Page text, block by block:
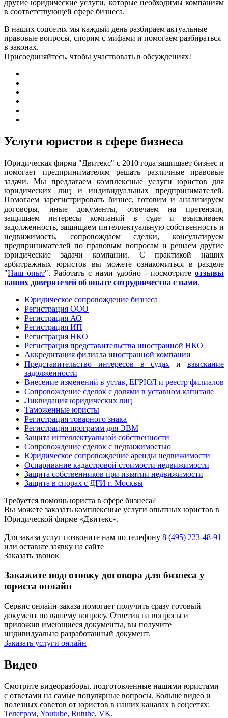
другие юридические услуги, которые необходимы компаниям
в соответствующей сфере бизнеса.
В наших соцсетях мы каждый день разбираем актуальные
правовые вопросы, спорим с мифами и помогаем разбираться
в законах.
Присоединяйтесь, чтобы участвовать в обсуждениях!
Услуги юристов в сфере бизнеса
Юридическая фирма "Двитекс" с 2010 года защищает бизнес и
помогает предпринимателям решать различные правовые
задачи. Мы предлагаем комплексные услуги юристов для
юридических лиц и индивидуальных предпринимателей.
Помогаем зарегистрировать бизнес, готовим и анализируем
договоры, иные документы, отвечаем на претензии,
защищаем интересы компаний в суде и взыскиваем
задолженность, защищаем интеллектуальную собственность и
недвижимость, сопровождаем сделки, консультируем
предпринимателей по правовым вопросам и решаем другие
юридические задачи компании. С практикой наших
арбитражных юристов вы можете ознакомиться в разделе
"Наш опыт". Работать с нами удобно - посмотрите отзывы
наших доверителей об опыте сотрудничества с нами.
Юридическое сопровождение бизнеса
Регистрация ООО
Регистрация АО
Регистрация ИП
Регистрация НКО
Регистрация представительства иностранной НКО
Аккредитация филиала иностранной компании
Представительство интересов в судах ивзыскание
задолженности
Внесение изменений в устав, ЕГРЮЛ и реестр филиалов
Сопровождение сделок с долями в уставном капитале
Ликвидация юридических лиц
Таможенные юристы
Регистрация товарного знака
Регистрация программ для ЭВМ
Защита интеллектуальной собственности
Сопровождение сделок с недвижимостью
Юридическое сопровождение аренды недвижимости
Оспаривание кадастровой стоимости недвижимости
Защита собственников при изъятии недвижимости
Защита в спорах с ДГИ г. Москвы
Требуется помощь юриста в сфере бизнеса?
Вы можете заказать комплексные услуги опытных юристов в
Юридической фирме «Двитекс».
Для заказа услуг позвоните нам по телефону 8 (495) 223-48-91
или оставьте заявку на сайте
Заказать звонок
Закажите подготовку договора для бизнеса у
юриста онлайн
Сервис онлайн-заказа помогает получить сразу готовый
документ по вашему вопросу. Ответив на вопросы и
приложив имеющиеся документы, вы получите
индивидуально разработанный документ.
Заказать услуги онлайн
Видео
Смотрите видеоразборы, подготовленные нашими юристами
с ответами на самые популярные вопросы. Больше видео и
полезных советов от юристов в наших каналах в соцсетях:
Телеграм, Youtube, Rutube, VK.